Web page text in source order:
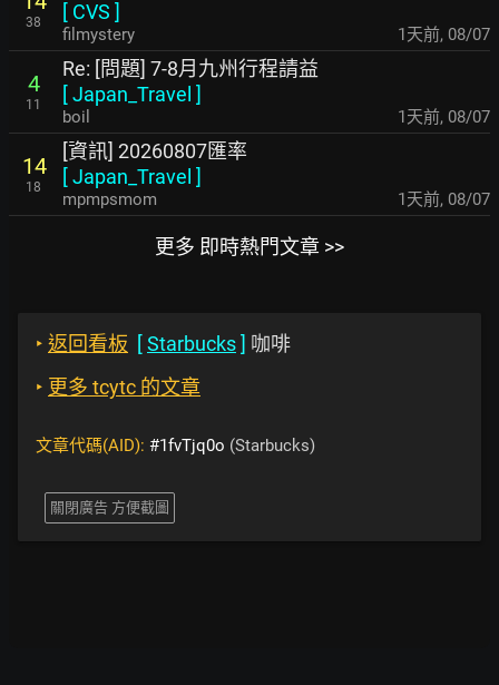
38
[ CVS ]
filmystery 1天前, 08/07
4
11
Re: [問題] 7-8月九州行程請益
[Japan_Travel ]
boil 1天前, 08/07
14
18
[資訊] 20260807匯率
[Japan_Travel ]
mpmpsmom 1天前, 08/07
更多 即時熱門文章 >>
‣ 返回看板 [Starbucks] 咖啡
‣ 更多 tcytc 的文章
文章代碼(AID): #1fvTjq0o (Starbucks)
關閉廣告 方便截圖